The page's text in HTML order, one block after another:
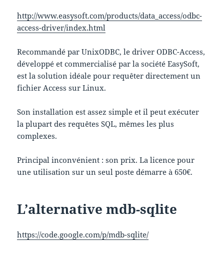
http://www.easysoft.com/products/data_access/odbc-
access-driver/index.html
Recommandé par UnixODBC, le driver ODBC-Access,
développé et commercialisé par la société EasySoft,
est la solution idéale pour requêter directement un
fichier Access sur Linux.
Son installation est assez simple et il peut exécuter
la plupart des requêtes SQL, mêmes les plus
complexes.
Principal inconvénient : son prix. La licence pour
une utilisation sur un seul poste démarre à 650€.
L’alternative mdb-sqlite
https://code.google.com/p/mdb-sqlite/